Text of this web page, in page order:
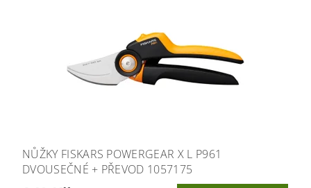
NŮŽKY FISKARS POWERGEAR X L P961
DVOUSEČNÉ + PŘEVOD 1057175